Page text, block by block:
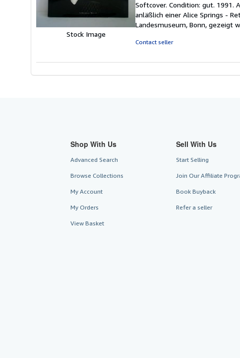
Stock Image
5
out
of
Softcover. Condition: gut. 1991.
anläßlich einer Alice Springs -
Landesmuseum, Bonn, gezeigt
Contact seller
Shop With Us
Advanced Search
Browse Collections
My Account
My Orders
View Basket
Sell With Us
Start Selling
Join Our Affiliate
Book Buyback
Refer a seller